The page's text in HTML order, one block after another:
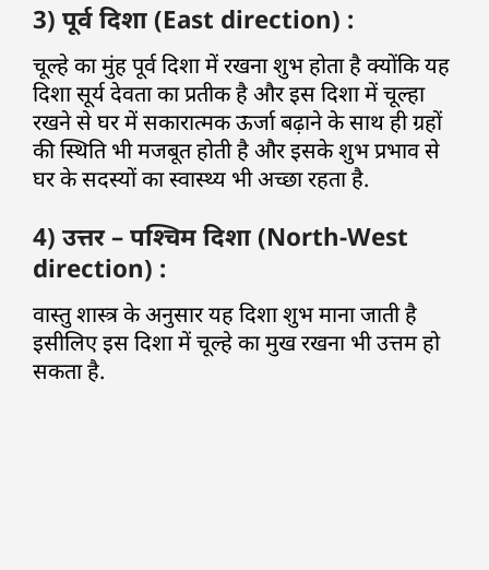
3) पूर्व दिशा (East direction) :
चूल्हे का मुंह पूर्व दिशा में रखना शुभ होता है क्योंकि यह
दिशा सूर्य देवता का प्रतीक है और इस दिशा में चूल्हा
रखने से घर में सकारात्मक ऊर्जा बढ़ाने के साथ ही ग्रहों
की स्थिति भी मजबूत होती है और इसके शुभ प्रभाव से
घर के सदस्यों का स्वास्थ्य भी अच्छा रहता है.
4) उत्तर – पश्चिम दिशा (North-West
direction) :
वास्तु शास्त्र के अनुसार यह दिशा शुभ माना जाती है
इसीलिए इस दिशा में चूल्हे का मुख रखना भी उत्तम हो
सकता है.